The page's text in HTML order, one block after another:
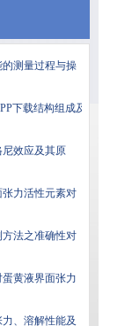
的测量过程与操
下载结构组成及
效应及其原
力活性元素对
法之准确性对
黄液界面张力
、溶解性能及